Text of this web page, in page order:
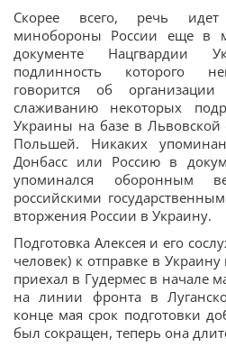
Скорее всего, речь
минобороны России еще в
документе Нацгвардии
подлинность которого
говорится об
слаживанию некоторых
Украины на базе в Львовской
Польшей. Никаких
Донбасс или Россию в
упоминался оборонным
российскими
вторжения России в Украину.
Подготовка Алексея и его
человек) к отправке в
приехал в Гудермес в начале
на линии фронта в
конце мая срок подготовки
был сокращен, теперь она